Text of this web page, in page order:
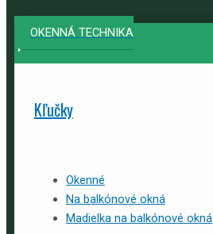
OKENNÁ TECHNIKA
Kľučky
Okenné
Na balkónové okná
Madielka na balkónové okná